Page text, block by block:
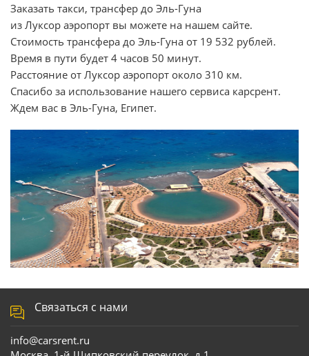
Заказать такси, трансфер до Эль-Гуна
из Луксор аэропорт вы можете на нашем сайте.
Стоимость трансфера до Эль-Гуна от 19 532 рублей.
Время в пути будет 4 часов 50 минут.
Расстояние от Луксор аэропорт около 310 км.
Спасибо за использование нашего сервиса карсрент.
Ждем вас в Эль-Гуна, Египет.
Связаться с нами
info@carsrent.ru